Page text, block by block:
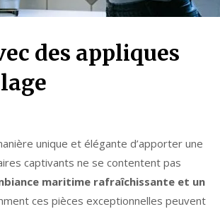
des appliques
unique et élégante d’apporter une
captivants ne se contentent pas
maritime rafraîchissante et un
ces pièces exceptionnelles peuvent